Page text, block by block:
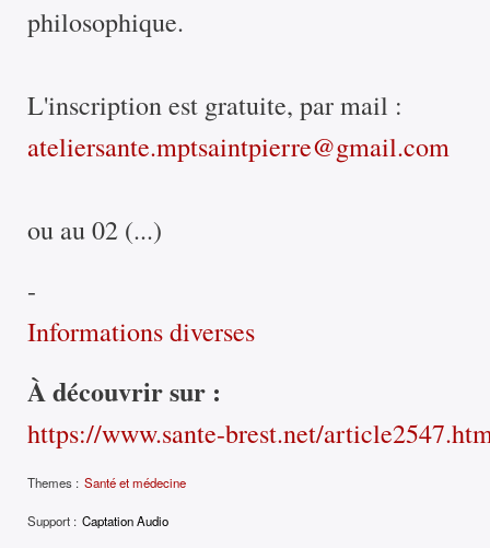
philosophique.
L'inscription est gratuite, par mail :
ateliersante.mptsaintpierre@gmail.com
ou au 02 (...)
-
Informations diverses
À découvrir sur :
https://www.sante-brest.net/
Themes : Santé et médecine
Support : Captation Audio